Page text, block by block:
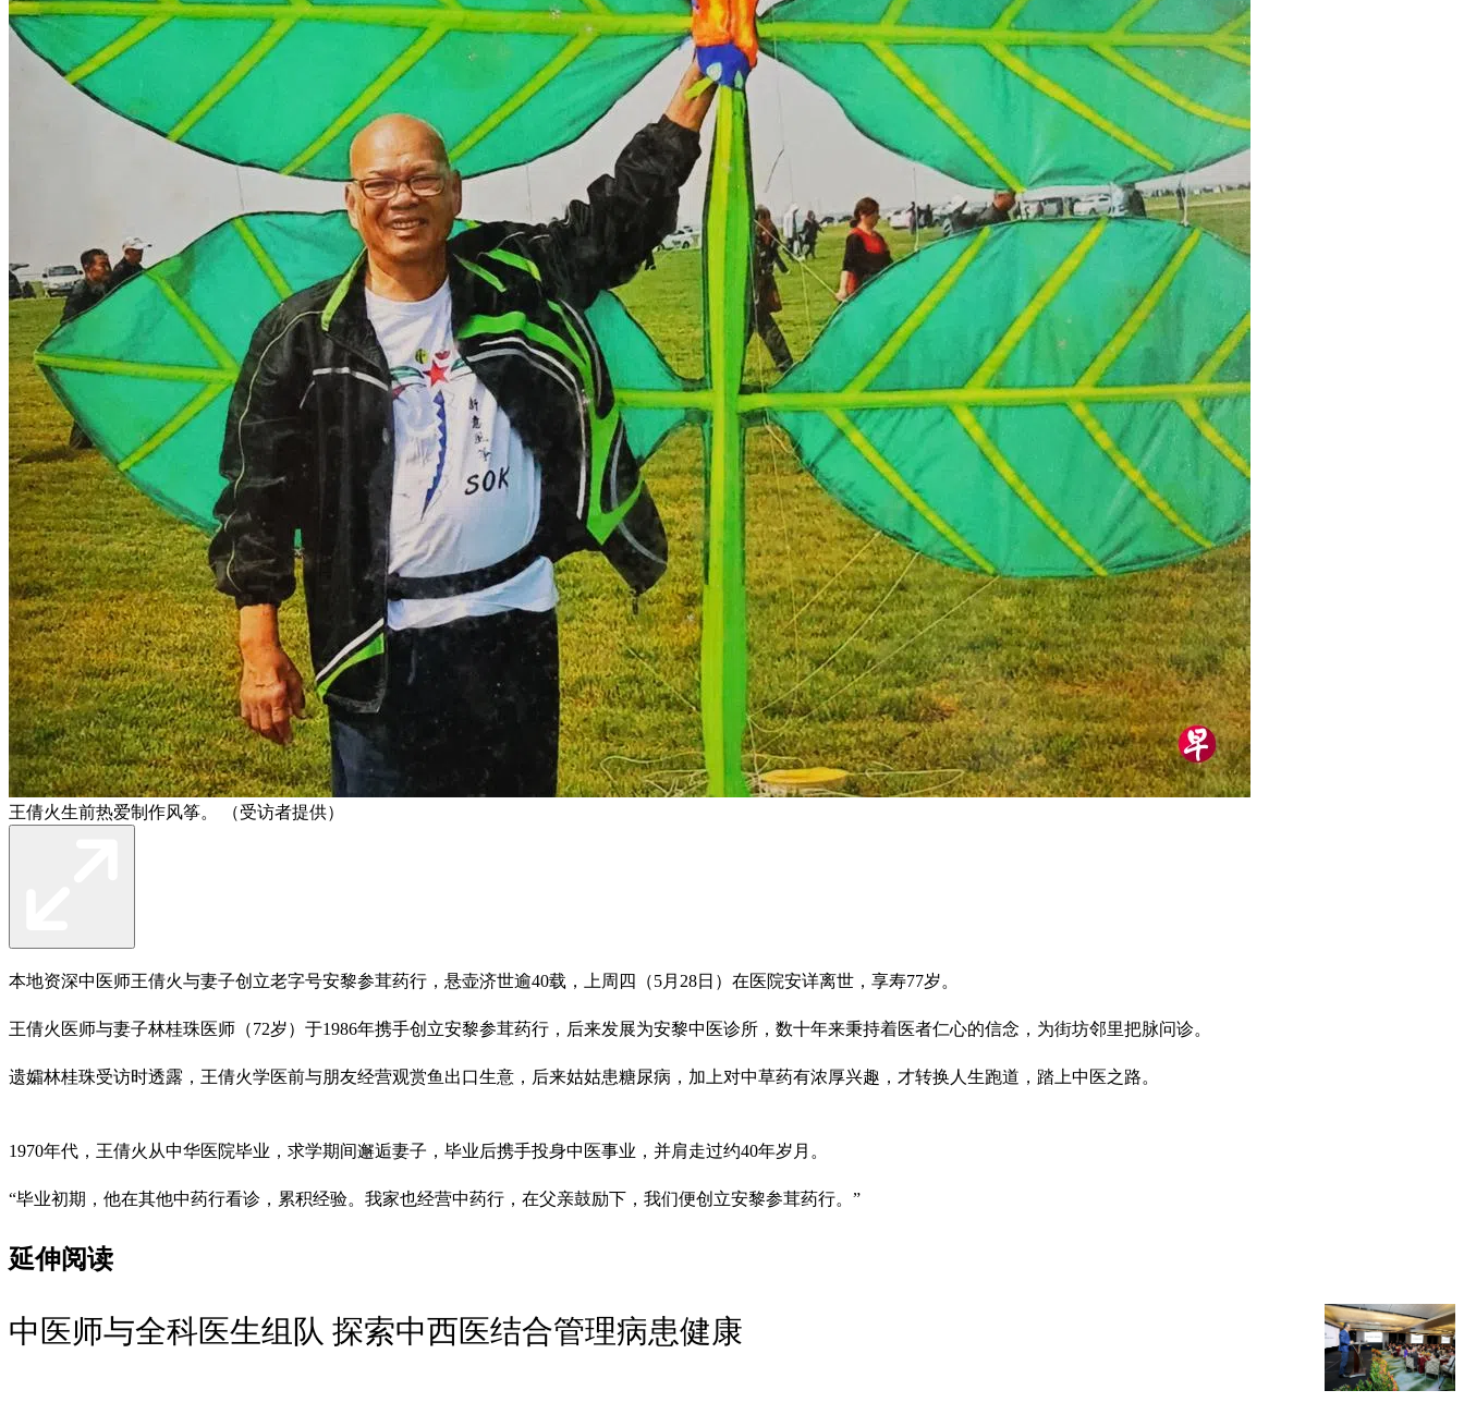
王倩火生前热爱制作风筝。 （受访者提供）
本地资深中医师王倩火与妻子创立老字号安黎参茸药行，悬壶济世逾40载，上周四（5月28日）在医院安详离世，享寿77岁。
王倩火医师与妻子林桂珠医师（72岁）于1986年携手创立安黎参茸药行，后来发展为安黎中医诊所，数十年来秉持着医者仁心的信念，为街坊邻里把脉问诊。
遗孀林桂珠受访时透露，王倩火学医前与朋友经营观赏鱼出口生意，后来姑姑患糖尿病，加上对中草药有浓厚兴趣，才转换人生跑道，踏上中医之路。
1970年代，王倩火从中华医院毕业，求学期间邂逅妻子，毕业后携手投身中医事业，并肩走过约40年岁月。
“毕业初期，他在其他中药行看诊，累积经验。我家也经营中药行，在父亲鼓励下，我们便创立安黎参茸药行。”
延伸阅读
中医师与全科医生组队 探索中西医结合管理病患健康